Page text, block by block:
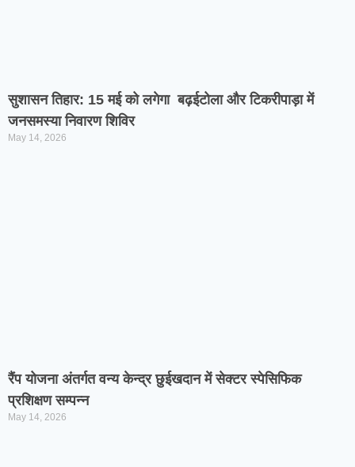
सुशासन तिहार: 15 मई को लगेगा बढ़ईटोला और टिकरीपाड़ा में
जनसमस्या निवारण शिविर
May 14, 2026
रैंप योजना अंतर्गत वन्य केन्द्र छुईखदान में सेक्टर स्पेसिफिक
प्रशिक्षण सम्पन्न
May 14, 2026